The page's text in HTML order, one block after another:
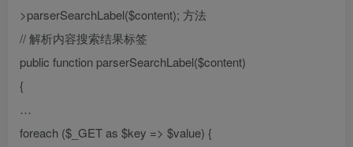
>parserSearchLabel($content); 方法
// 解析内容搜索结果标签
public function parserSearchLabel($content)
{
…
foreach ($_GET as $key => $value) {